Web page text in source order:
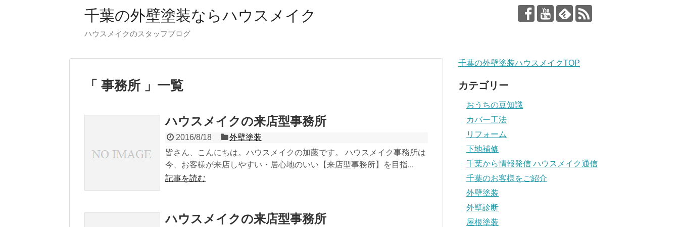
千葉の外壁塗装ならハウスメイク
ハウスメイクのスタッフブログ
「 事務所 」一覧
ハウスメイクの来店型事務所
2016/8/18
外壁塗装
皆さん、こんにちは。ハウスメイクの加藤です。 ハウスメイク事務所は
今、お客様が来店しやすい・居心地のいい【来店型事務所】を目指...
記事を読む
ハウスメイクの来店型事務所
千葉の外壁塗装ハウスメイクTOP
カテゴリー
おうちの豆知識
カバー工法
リフォーム
下地補修
千葉から情報発信 ハウスメイク通信
千葉のお客様をご紹介
外壁塗装
外壁診断
屋根塗装